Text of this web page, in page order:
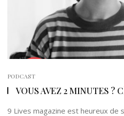
PODCAST
VOUS AVEZ 2 MINUTES ?
9 Lives magazine est heureux de